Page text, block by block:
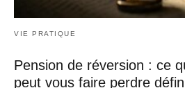
VIE PRATIQUE
Pension de réversion : ce
peut vous faire perdre